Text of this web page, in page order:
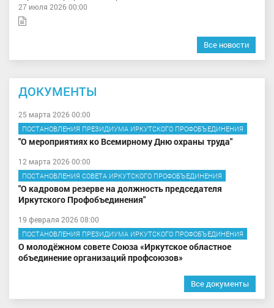
27 июля 2026 00:00
Все новости
ДОКУМЕНТЫ
25 марта 2026 00:00
ПОСТАНОВЛЕНИЯ ПРЕЗИДИУМА ИРКУТСКОГО ПРОФОБЪЕДИНЕНИЯ
"О мероприятиях ко Всемирному Дню охраны труда"
12 марта 2026 00:00
ПОСТАНОВЛЕНИЯ СОВЕТА ИРКУТСКОГО ПРОФОБЪЕДИНЕНИЯ
"О кадровом резерве на должность председателя
Иркутского Профобъединения"
19 февраля 2026 08:00
ПОСТАНОВЛЕНИЯ ПРЕЗИДИУМА ИРКУТСКОГО ПРОФОБЪЕДИНЕНИЯ
О молодёжном совете Союза «Иркутское областное
объединение организаций профсоюзов»
Все документы